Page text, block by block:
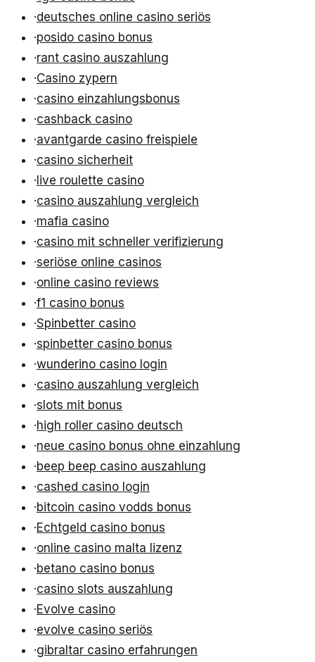
·deutsches online casino seriös
·posido casino bonus
·rant casino auszahlung
·Casino zypern
·casino einzahlungsbonus
·cashback casino
·avantgarde casino freispiele
·casino sicherheit
·live roulette casino
·casino auszahlung vergleich
·mafia casino
·casino mit schneller verifizierung
·seriöse online casinos
·online casino reviews
·f1 casino bonus
·Spinbetter casino
·spinbetter casino bonus
·wunderino casino login
·casino auszahlung vergleich
·slots mit bonus
·high roller casino deutsch
·neue casino bonus ohne einzahlung
·beep beep casino auszahlung
·cashed casino login
·bitcoin casino vodds bonus
·Echtgeld casino bonus
·online casino malta lizenz
·betano casino bonus
·casino slots auszahlung
·Evolve casino
·evolve casino seriös
·gibraltar casino erfahrungen